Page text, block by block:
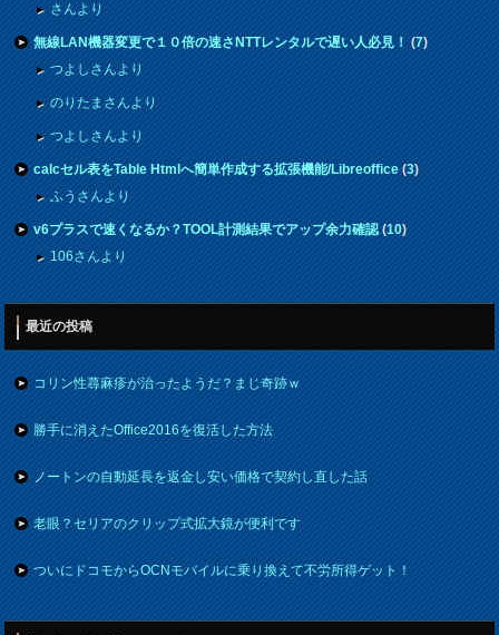
さんより
無線LAN機器変更で１０倍の速さNTTレンタルで遅い人必見！(7)
つよしさんより
のりたまさんより
つよしさんより
calcセル表をTable Htmlへ簡単作成する拡張機能/Libreoffice(3)
ふうさんより
v6プラスで速くなるか？TOOL計測結果でアップ余力確認(10)
106さんより
最近の投稿
コリン性蕁麻疹が治ったようだ？まじ奇跡ｗ
勝手に消えたOffice2016を復活した方法
ノートンの自動延長を返金し安い価格で契約し直した話
老眼？セリアのクリップ式拡大鏡が便利です
ついにドコモからOCNモバイルに乗り換えて不労所得ゲット！